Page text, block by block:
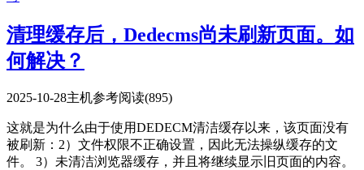
清理缓存后，Dedecms尚未刷新页面。如
何解决？
2025-10-28主机参考阅读(895)
这就是为什么由于使用DEDECM清洁缓存以来，该页面没有
被刷新：2）文件权限不正确设置，因此无法操纵缓存的文
件。 3）未清洁浏览器缓存，并且将继续显示旧页面的内容。